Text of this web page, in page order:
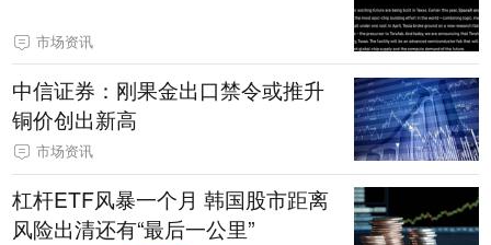
市场资讯
中信证券：刚果金出口禁令或推升
铜价创出新高
市场资讯
杠杆ETF风暴一个月 韩国股市距离
风险出清还有“最后一公里”